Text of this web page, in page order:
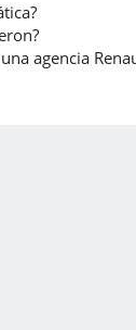
agencia